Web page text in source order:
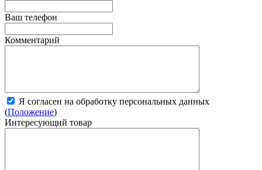
Ваш телефон
Комментарий
Я согласен на обработку персональных данных
(Положение)
Интересующий товар